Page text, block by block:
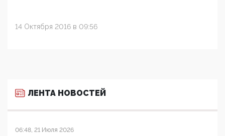
14 Октября 2016 в 09:56
ЛЕНТА НОВОСТЕЙ
06:48, 21 Июля 2026